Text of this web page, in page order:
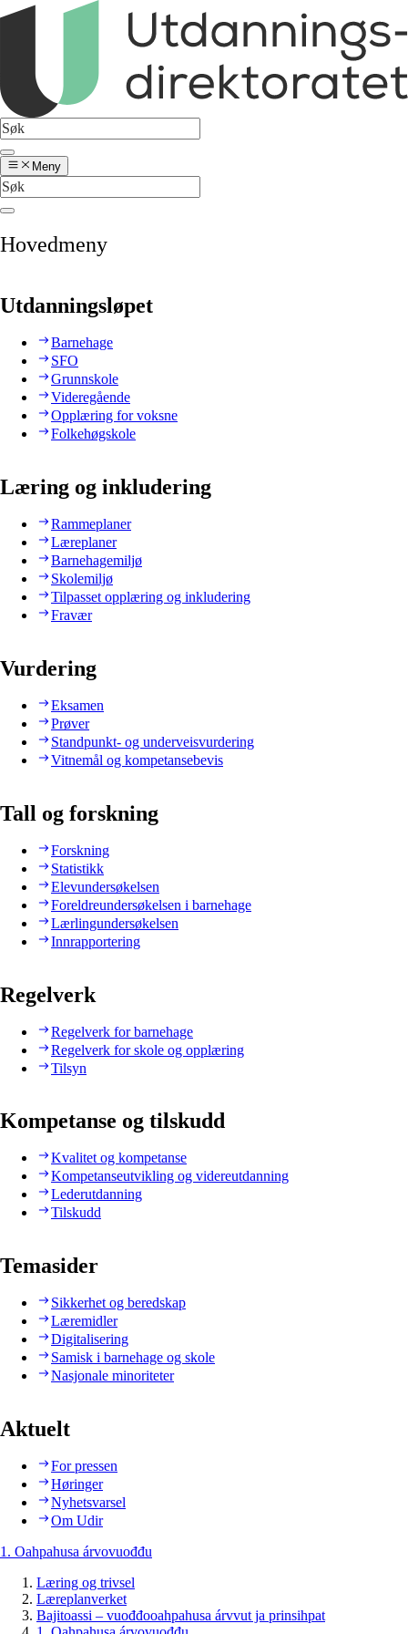
Meny
Hovedmeny
Utdanningsløpet
Barnehage
SFO
Grunnskole
Videregående
Opplæring for voksne
Folkehøgskole
Læring og inkludering
Rammeplaner
Læreplaner
Barnehagemiljø
Skolemiljø
Tilpasset opplæring og inkludering
Fravær
Vurdering
Eksamen
Prøver
Standpunkt- og underveisvurdering
Vitnemål og kompetansebevis
Tall og forskning
Forskning
Statistikk
Elevundersøkelsen
Foreldreundersøkelsen i barnehage
Lærlingundersøkelsen
Innrapportering
Regelverk
Regelverk for barnehage
Regelverk for skole og opplæring
Tilsyn
Kompetanse og tilskudd
Kvalitet og kompetanse
Kompetanseutvikling og videreutdanning
Lederutdanning
Tilskudd
Temasider
Sikkerhet og beredskap
Læremidler
Digitalisering
Samisk i barnehage og skole
Nasjonale minoriteter
Aktuelt
For pressen
Høringer
Nyhetsvarsel
Om Udir
1. Oahpahusa árvovuođđu
Læring og trivsel
Læreplanverket
Bajitoassi – vuođđooahpahusa árvvut ja prinsihpat